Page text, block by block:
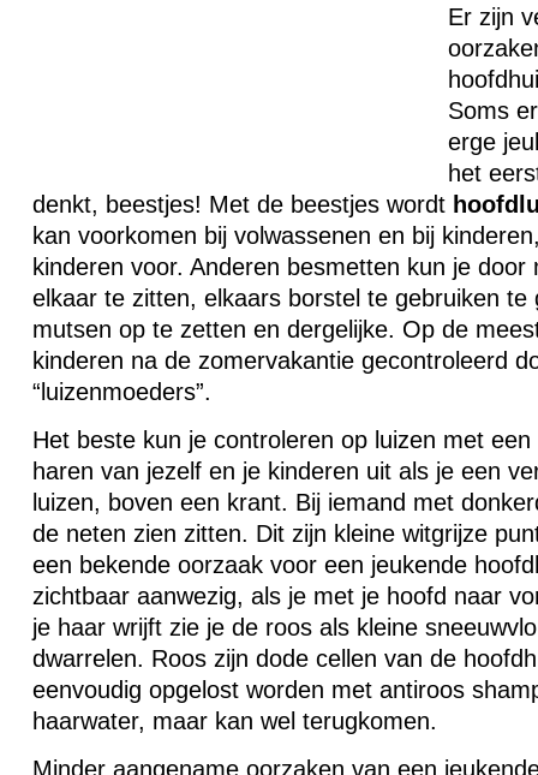
Er zijn
Soms
erge
het
denkt, beestjes! Met de beestjes wordt
kan voorkomen bij volwassenen en bij
kinderen voor. Anderen besmetten kun je
elkaar te zitten, elkaars borstel te gebruiken te
mutsen op te zetten en dergelijke. Op de
kinderen na de zomervakantie gecontroleerd
“luizenmoeders”.
Het beste kun je controleren op luizen met een
haren van jezelf en je kinderen uit als je een
luizen, boven een krant. Bij iemand met
de neten zien zitten. Dit zijn kleine witgrijze
een bekende oorzaak voor een jeukende
zichtbaar aanwezig, als je met je hoofd naar
je haar wrijft zie je de roos als kleine
dwarrelen. Roos zijn dode cellen van de
eenvoudig opgelost worden met antiroos
haarwater, maar kan wel terugkomen.
Minder aangename oorzaken van een